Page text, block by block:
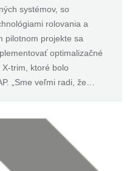
systémov, so
rolovania a
pilotnom projekte sa
optimalizačné
trim, ktoré bolo
„Sme veľmi radi, že…